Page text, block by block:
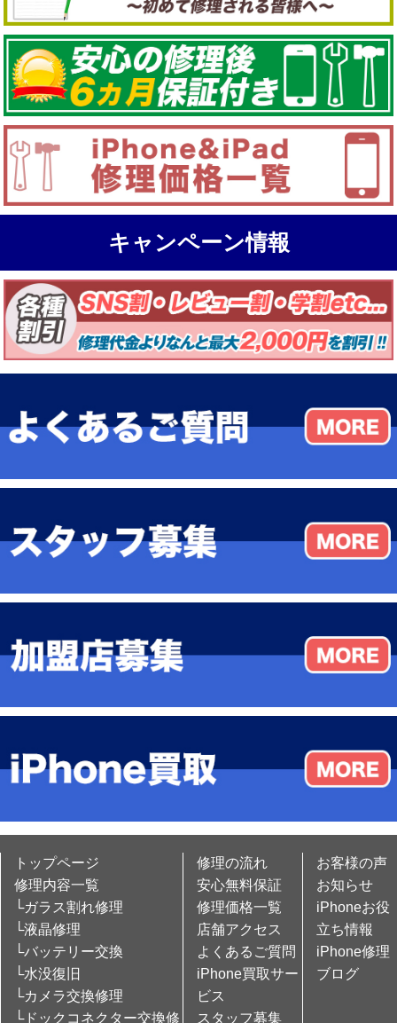
キャンペーン情報
トップページ
修理内容一覧
└ガラス割れ修理
└液晶修理
└バッテリー交換
└水没復旧
└カメラ交換修理
└ドックコネクター交換修
修理の流れ
安心無料保証
修理価格一覧
店舗アクセス
よくあるご質問
iPhone買取サー
ビス
スタッフ募集
お客様の声
お知らせ
iPhoneお役
立ち情報
iPhone修理
ブログ